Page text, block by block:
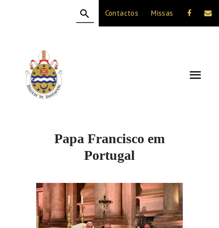
Contactos Missas
Papa Francisco em
Portugal
A DIOCESE
CELEBRAÇÃO
VIDA CRISTÃ
NOTÍCIAS